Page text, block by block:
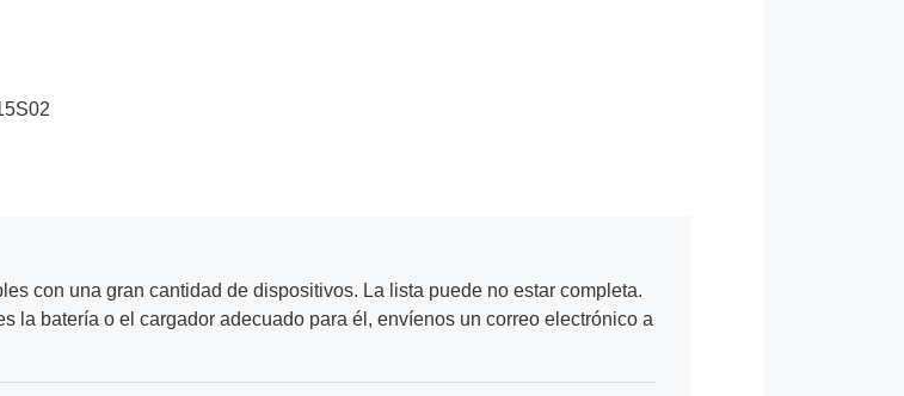
con una gran cantidad de dispositivos. La lista puede no estar completa.
la batería o el cargador adecuado para él, envíenos un correo electrónico a